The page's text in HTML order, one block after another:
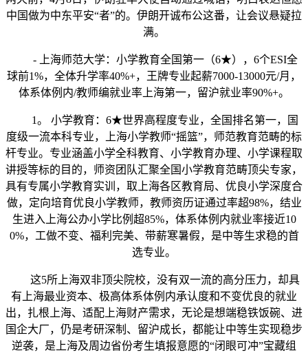
中国做为中东平安“者”的。伊朗开诚布公这番，让会议悬疑拉
满。
- 上海师范大学：小学教育全国第一（6★），6个ESI全
球前1%，全体升学率40%+，王牌专业起薪7000-13000元/月，
体系体例内/教师编就业率上海第一，留沪就业率90%+。
1。 小学教育：6★世界高程度专业，全国排名第一，国
度级一流本科专业，上海小学教师“摇篮”，师范教育范畴的标
杆专业。专业涵盖小学全科教育、小学教育办理、小学课程取
讲授等标的目的，师资团队汇聚全国小学教育范畴顶尖专家，
具有专属小学教育实训，取上海各区教育局、优良小学深度合
做，定向培育优良小学教师，教师资历证通过率超98%，结业
生进入上海公办小学比例超85%，体系体例内就业率接近10
0%，工做不变、福利完美、带薪寒暑假，是中等生求稳的首
选专业。
这5所上海双非顶尖院校，没有双一流的高分压力，却具
有上海最业资本、极高体系体例内承认度和不变优良的就业
出，扎根上海、适配上海财产需求，无论是想端稳铁饭碗、进
国企大厂，仍是考研深制、留沪成长，都能让中等生实现稳步
逆袭，是上海及周边省份考生填报意愿的“闭眼可冲”宝藏组